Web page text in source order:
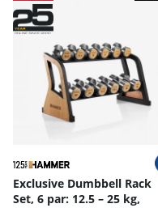
Exclusive Dumbbell Rack
Set, 6 par: 12.5 – 25 kg,